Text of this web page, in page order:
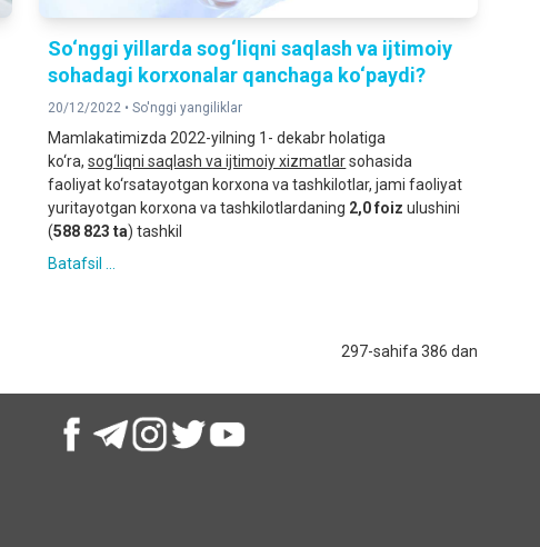
So‘nggi yillarda sog‘liqni saqlash va ijtimoiy
sohadagi korxonalar qanchaga ko‘paydi?
20/12/2022 •So'nggi yangiliklar
Mamlakatimizda 2022-yilning 1- dekabr holatiga
ko‘ra,sog‘liqni saqlash va ijtimoiy xizmatlarsohasida
faoliyat ko‘rsatayotgan korxona va tashkilotlar, jami faoliyat
yuritayotgan korxona va tashkilotlardaning 2,0 foiz ulushini
(588 823 ta) tashkil
Batafsil ...
297-sahifa 386 dan